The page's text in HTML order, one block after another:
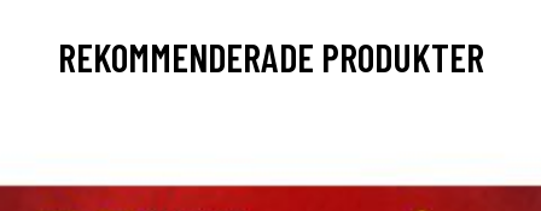
REKOMMENDERADE PRODUKTER